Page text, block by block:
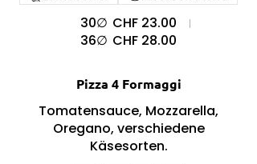
30∅ CHF 23.00
36∅ CHF 28.00
Pizza 4 Formaggi
Tomatensauce, Mozzarella,
Oregano, verschiedene
Käsesorten.